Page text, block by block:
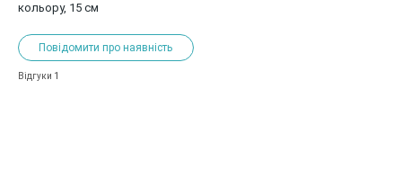
кольору, 15 см
Повідомити про наявність
Відгуки 1